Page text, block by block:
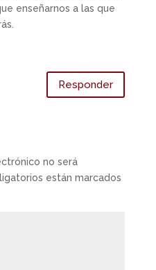
enseñarnos a las que
Responder
no será
están marcados